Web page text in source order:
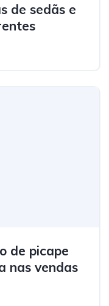
de sedãs e
de picape
nas vendas